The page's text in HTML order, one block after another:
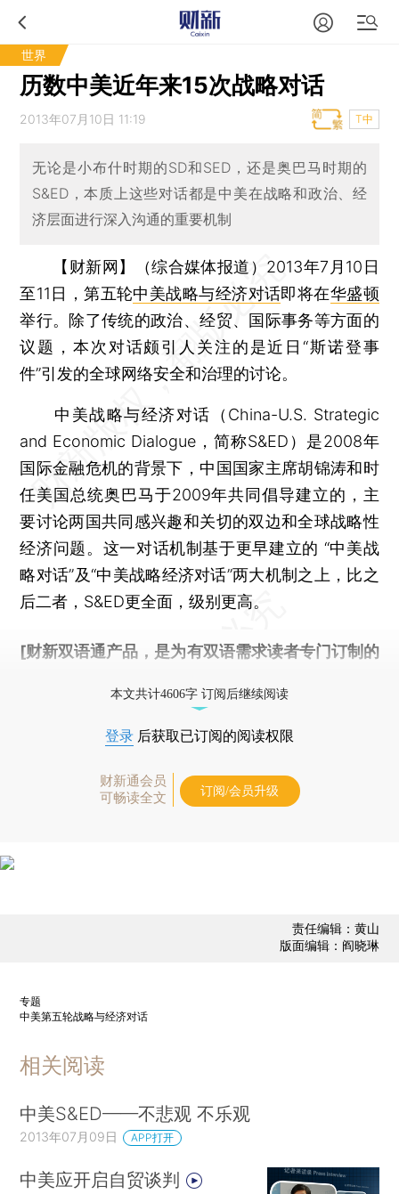
世界
历数中美近年来15次战略对话
2013年07月10日 11:19 T中
无论是小布什时期的SD和SED，还是奥巴马时期的
S&ED，本质上这些对话都是中美在战略和政治、经
济层面进行深入沟通的重要机制
【财新网】（综合媒体报道） 2013年7月10日
至11日，第五轮中美战略与经济对话即将在华盛顿
举行。除了传统的政治、经贸、国际事务等方面的
议题，本次对话颇引人关注的是近日“斯诺登事
件”引发的全球网络安全和治理的讨论。
中美战略与经济对话（China-U.S. Strategic
and Economic Dialogue，简称S&ED）是2008年
国际金融危机的背景下，中国国家主席胡锦涛和时
任美国总统奥巴马于2009年共同倡导建立的，主
要讨论两国共同感兴趣和关切的双边和全球战略性
经济问题。这一对话机制基于更早建立的 “中美战
略对话”及“中美战略经济对话”两大机制之上，比之
后二者，S&ED更全面，级别更高。
[财新双语通产品，是为有双语需求读者专门订制的
本文共计4606字 订阅后继续阅读
登录 后获取已订阅的阅读权限
财新通会员
可畅读全文
订阅/会员升级
责任编辑：黄山
版面编辑：阎晓琳
专题
中美第五轮战略与经济对话
相关阅读
中美S&ED——不悲观 不乐观
2013年07月09日 APP打开
中美应开启自贸谈判